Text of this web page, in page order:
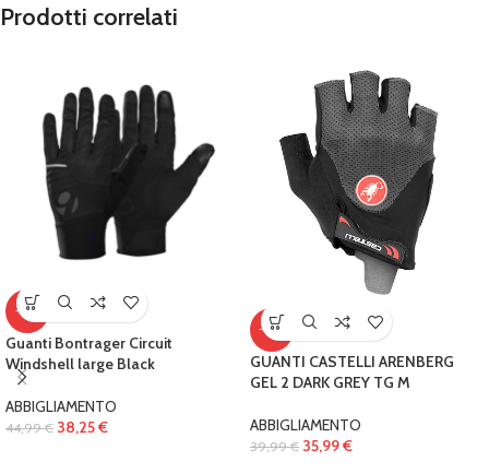
Prodotti correlati
-15%
Guanti Bontrager Circuit
Windshell large Black
ABBIGLIAMENTO
44,99€ 38,25€
-10%
GUANTI CASTELLI ARENBERG
GEL 2 DARK GREY TG M
ABBIGLIAMENTO
39,99€ 35,99€